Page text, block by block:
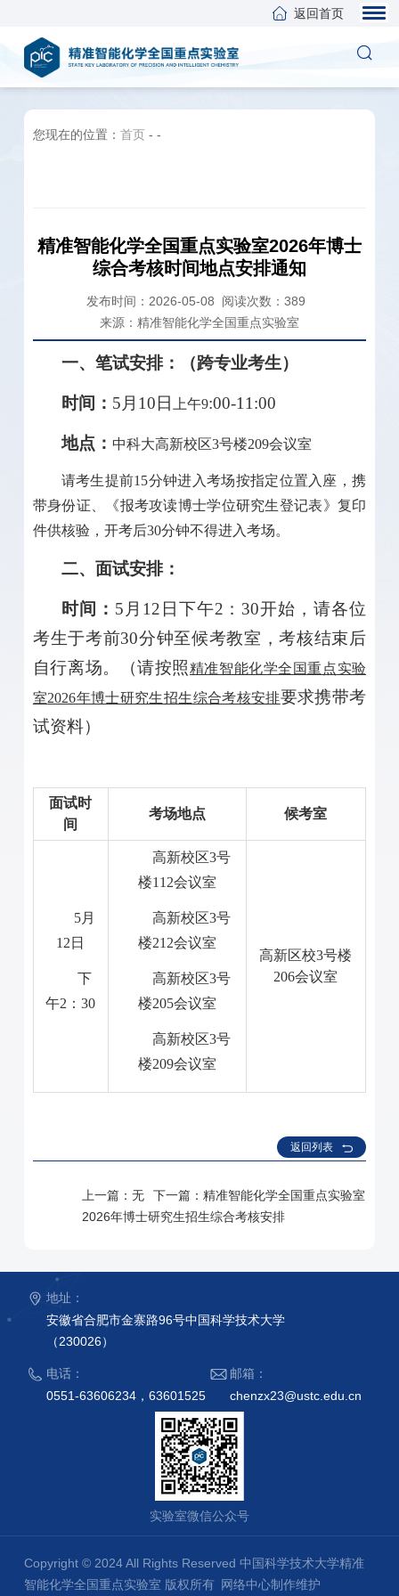
返回首页
您现在的位置： 首页- -
精准智能化学全国重点实验室2026年博士
综合考核时间地点安排通知
发布时间：2026-05-08 阅读次数： 389
来源：精准智能化学全国重点实验室
一、笔试安排： （跨专业考生）
时间： 5月 10 日 上午9:00-11 :00
地点： 中科大高新校区3号楼209会议室
请考生提前15分钟进入考场按指定位置入座，携
带身份证、《报考攻读博士学位研究生登记表》复印
件供核验，开考后30分钟不得进入考场。
二、面试安排：
时间： 5月 12 日下午2：30开始，请各位
考生于考前30分钟至候考教室，考核结束后
自行离场。
（请按照精准智能化学全国重点实验
室2026年博士研究生招生综合考核安排要求携带考
试资料）
面试时
间
考场地点 候考室
5月
12 日
下
午2：30
高新校区3号
楼112会议室
高新校区3号
楼212会议室
高新校区3号
楼205会议室
高新校区3号
楼209会议室
高新区校3号楼
206会议室
返回列表
上一篇： 无 下一篇： 精准智能化学全国重点实验室
2026年博士研究生招生综合考核安排
地址：
安徽省合肥市金寨路96号中国科学技术大学
（230026）
电话：
0551-63606234，63601525
邮箱：
chenzx23@ustc.edu.cn
实验室微信公众号
Copyright © 2024 All Rights Reserved 中国科学技术大学精准
智能化学全国重点实验室 版权所有 网络中心制作维护